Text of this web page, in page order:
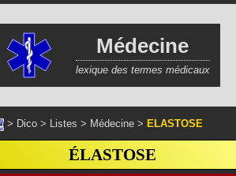
Médecine
lexique des termes médicaux
> Dico > Listes > Médecine > ELASTOSE
ÉLASTOSE